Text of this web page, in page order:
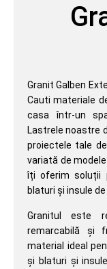
Granit Galben
Cauti materiale
casa într-un
Lastrele noastre
proiectele tale
variată de
îți oferim soluții
blaturi și insule
Granitul este
remarcabilă și
material ideal
și blaturi și